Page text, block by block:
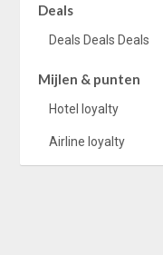
Deals
Deals Deals Deals
Mijlen & punten
Hotel loyalty
Airline loyalty